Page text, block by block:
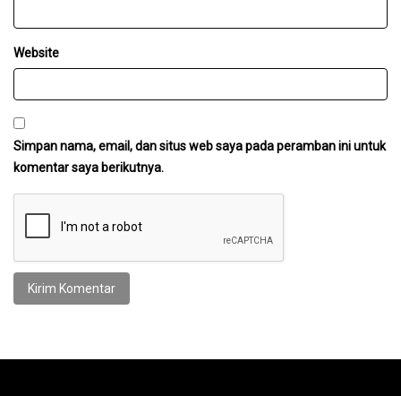
Website
Simpan nama, email, dan situs web saya pada peramban ini untuk
komentar saya berikutnya.